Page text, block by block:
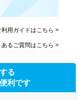
用ガイドはこちら >
あるご質問はこちら >
る
利です